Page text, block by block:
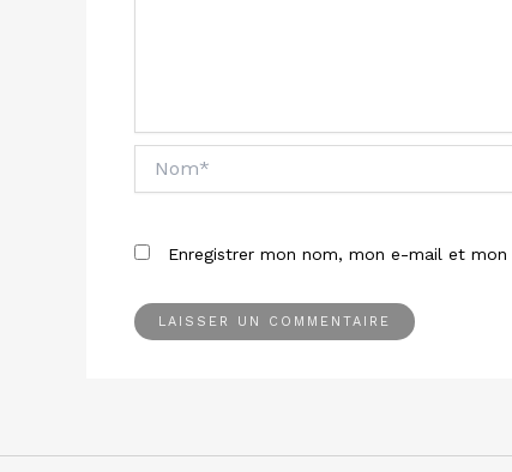
Enregistrer mon nom, mon e-mail et